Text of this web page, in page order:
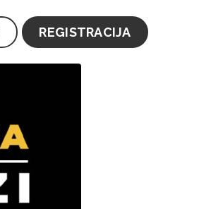
REGISTRACIJA